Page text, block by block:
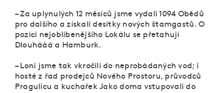
– Za uplynulých 12 měsíců jsme vydali 1094 Obědů
pro dalšího a získali desítky nových štamgastů. O
pozici nejoblíbenějšího Lokálu se přetahují
Dlouhááá a Hamburk.
– Loni jsme tak vkročili do neprobádaných vod; i
hosté z řad prodejců Nového Prostoru, průvodců
Pragulicu a kuchařek Jako doma vstupovali do